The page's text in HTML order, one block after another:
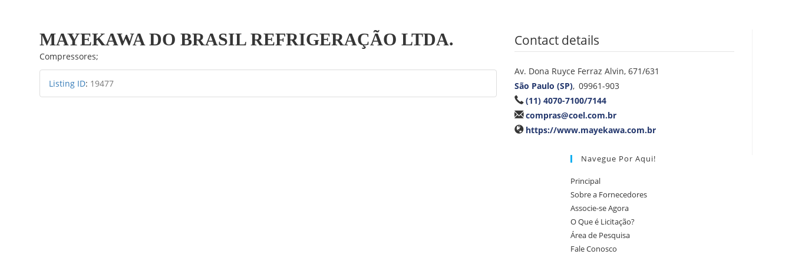
MAYEKAWA DO BRASIL REFRIGERAÇÃO LTDA.
Compressores;
Listing ID: 19477
Contact details
Av. Dona Ruyce Ferraz Alvin, 671/631
São Paulo (SP), 09961-903
(11) 4070-7100/7144
compras@coel.com.br
https://www.mayekawa.com.br
Navegue Por Aqui!
Principal
Sobre a Fornecedores
Associe-se Agora
O Que é Licitação?
Área de Pesquisa
Fale Conosco